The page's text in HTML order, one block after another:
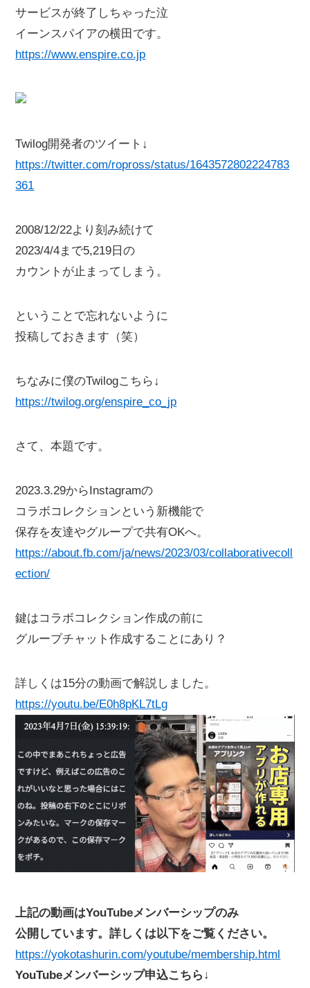
サービスが終了しちゃった泣
イーンスパイアの横田です。
https://www.enspire.co.jp
Twilog開発者のツイート↓
https://twitter.com/ropross/status/1643572802224783
361
2008/12/22より刻み続けて
2023/4/4まで5,219日の
カウントが止まってしまう。
ということで忘れないように
投稿しておきます（笑）
ちなみに僕のTwilogこちら↓
https://twilog.org/enspire_co_jp
さて、本題です。
2023.3.29からInstagramの
コラボコレクションという新機能で
保存を友達やグループで共有OKへ。
https://about.fb.com/ja/news/2023/03/collaborativecoll
ection/
鍵はコラボコレクション作成の前に
グループチャット作成することにあり？
詳しくは15分の動画で解説しました。
https://youtu.be/E0h8pKL7tLg
上記の動画はYouTubeメンバーシップのみ
公開しています。詳しくは以下をご覧ください。
https://yokotashurin.com/youtube/membership.html
YouTubeメンバーシップ申込こちら↓